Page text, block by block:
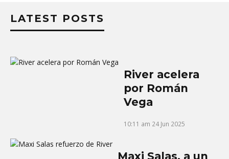
LATEST POSTS
River acelera
por Román
Vega
10:11 am 24 Jun 2025
Maxi Salas, a un